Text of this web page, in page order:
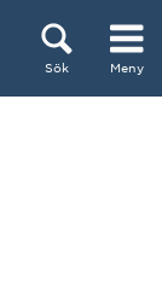
Sök Meny